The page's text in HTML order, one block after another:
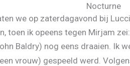
Nocturne
we op zaterdagavond bij
toen ik opeens tegen Mirjam
Baldry) nog eens draaien. Ik
vrouw) gespeeld werd.